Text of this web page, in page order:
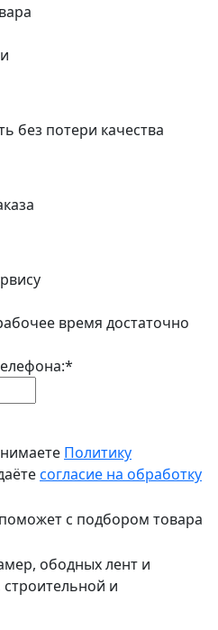
без потери качества
время достаточно
Политику
согласие на обработку
ободных лент и
строительной и